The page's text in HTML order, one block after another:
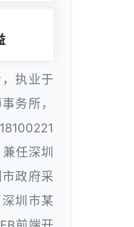
执业于
务所，
任深圳
政府采
圳市某